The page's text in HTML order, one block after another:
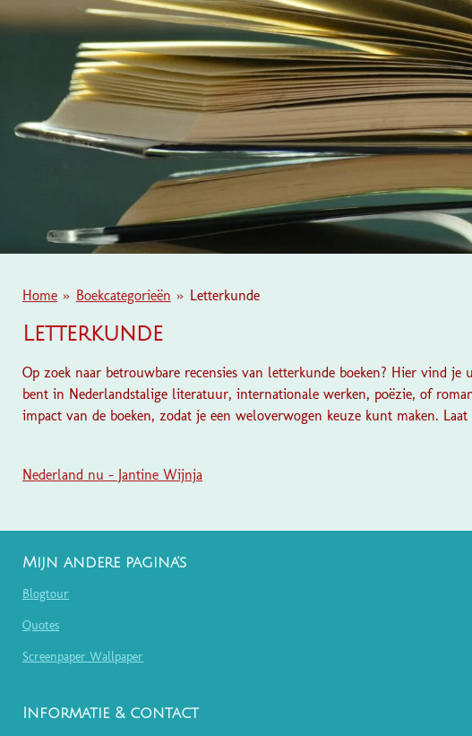
Home » Boekcategorieën » Letterkunde
Letterkunde
Op zoek naar betrouwbare recensies van letterkunde boeken? Hier vind
bent in Nederlandstalige literatuur, internationale werken, poëzie, of
impact van de boeken, zodat je een weloverwogen keuze kunt maken.
Nederland nu - Jantine Wijnja
Mijn andere pagina's
Blogtour
Quotes
Screenpaper Wallpaper
Informatie & contact